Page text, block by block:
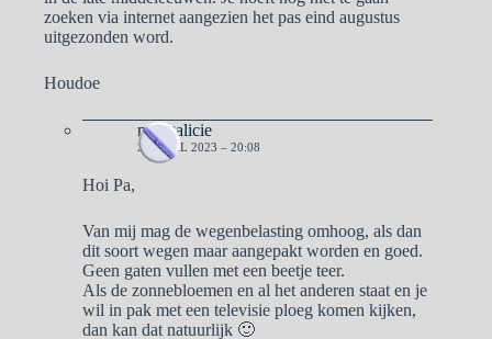
zoeken via internet aangezien het pas eind augustus
uitgezonden word.
Houdoe
naargalicie
21 APRIL 2023 – 20:08
Hoi Pa,
Van mij mag de wegenbelasting omhoog, als dan
dit soort wegen maar aangepakt worden en goed.
Geen gaten vullen met een beetje teer.
Als de zonnebloemen en al het anderen staat en je
wil in pak met een televisie ploeg komen kijken,
dan kan dat natuurlijk 🙂